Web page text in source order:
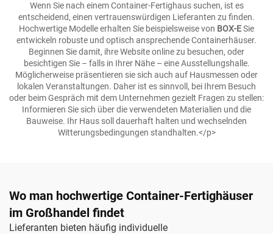
Wenn Sie nach einem Container-Fertighaus suchen, ist es
entscheidend, einen vertrauenswürdigen Lieferanten zu finden.
Hochwertige Modelle erhalten Sie beispielsweise von BOX-ESie
entwickeln robuste und optisch ansprechende Containerhäuser.
Beginnen Sie damit, ihre Website online zu besuchen, oder
besichtigen Sie – falls in Ihrer Nähe – eine Ausstellungshalle.
Möglicherweise präsentieren sie sich auch auf Hausmessen oder
lokalen Veranstaltungen. Daher ist es sinnvoll, bei Ihrem Besuch
oder beim Gespräch mit dem Unternehmen gezielt Fragen zu stellen:
Informieren Sie sich über die verwendeten Materialien und die
Bauweise. Ihr Haus soll dauerhaft halten und wechselnden
Witterungsbedingungen standhalten.</p>
Wo man hochwertige Container-Fertighäuser
im Großhandel findet
Lieferanten bieten häufig individuelle